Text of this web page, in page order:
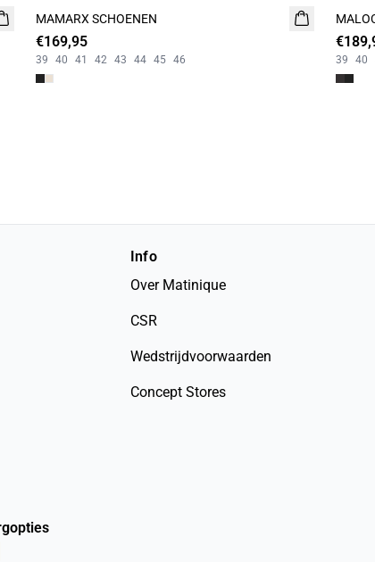
NIEUW
MAMARX SCHOENEN
€169,95
39 40 41 42 43 44 45 46 39 40
Info
Over Matinique
CSR
Wedstrijdvoorwaarden
Concept Stores